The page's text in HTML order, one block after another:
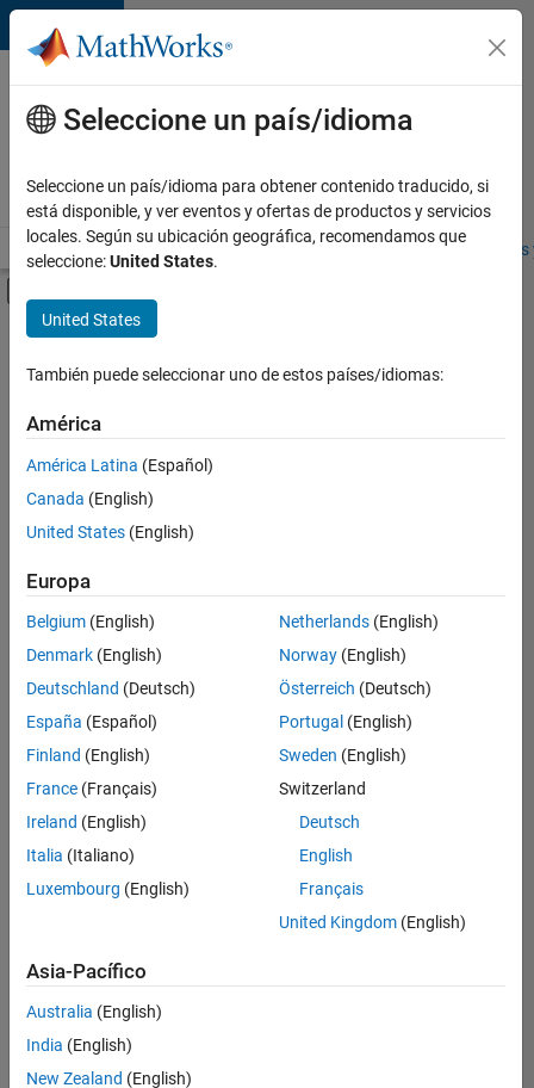
Saltar al contenido
Ofertas
de
empleo
MathWorks
Visión general Búsqueda de empleo Oficinas locales
Contenido principal
FILTRADO POR
Actualmente
no
puestos
disponibles
que
se
correspondan
con
sus
criterios
de
búsqueda.
Pruebe
ampliar
su
todos
empleos.
Si aun
así no
Seleccione un país/idioma
Seleccione un país/idioma para obtener contenido traducido, si
está disponible, y ver eventos y ofertas de productos y servicios
locales. Según su ubicación geográfica, recomendamos que
seleccione:United States.
United States
También puede seleccionar uno de estos países/idiomas:
América
América Latina (Español)
Canada (English)
United States (English)
Europa
Belgium (English)
Denmark (English)
Deutschland (Deutsch)
España (Español)
Finland (English)
France (Français)
Ireland (English)
Italia (Italiano)
Luxembourg (English)
Netherlands(English)
Norway(English)
Österreich (Deutsch)
Portugal (English)
Sweden (English)
Switzerland
Deutsch
English
Français
United Kingdom(English)
Asia-Pacífico
Australia (English)
India (English)
New Zealand (English)